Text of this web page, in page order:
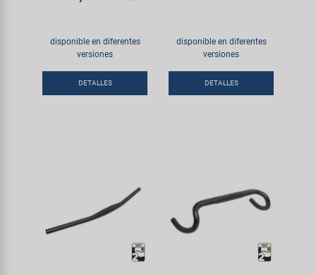
disponible en diferentes
versiones
DETALLES
disponible en diferentes
versiones
DETALLES